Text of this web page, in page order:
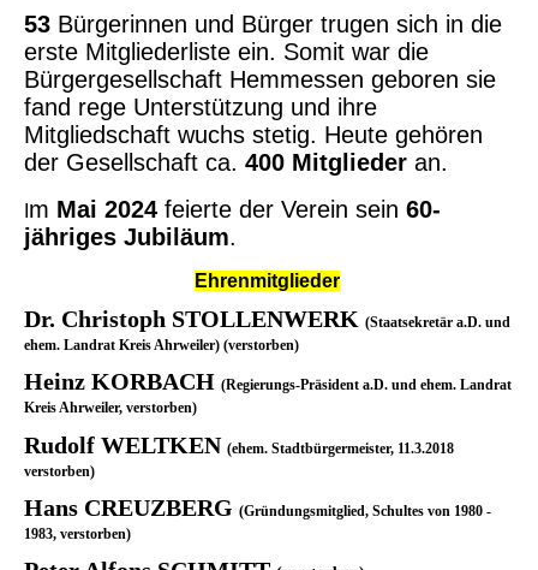
53 Bürgerinnen und Bürger trugen sich in die
erste Mitgliederliste ein. Somit war die
Bürgergesellschaft Hemmessen geboren sie
fand rege Unterstützung und ihre
Mitgliedschaft wuchs stetig. Heute gehören
der Gesellschaft ca. 400 Mitglieder an.
m Mai 2024 feierte der Verein sein 60-
jähriges Jubiläum.
Ehrenmitglieder
Dr. Christoph STOLLENWERK (Staatsekretär a.D. und
ehem. Landrat Kreis Ahrweiler) (verstorben)
Heinz KORBACH (Regierungs-Präsident a.D. und ehem. Landrat
Kreis Ahrweiler, verstorben)
Rudolf WELTKEN (ehem. Stadtbürgermeister, 11.3.2018
verstorben)
Hans CREUZBERG (Gründungsmitglied, Schultes von 1980 -
1983, verstorben)